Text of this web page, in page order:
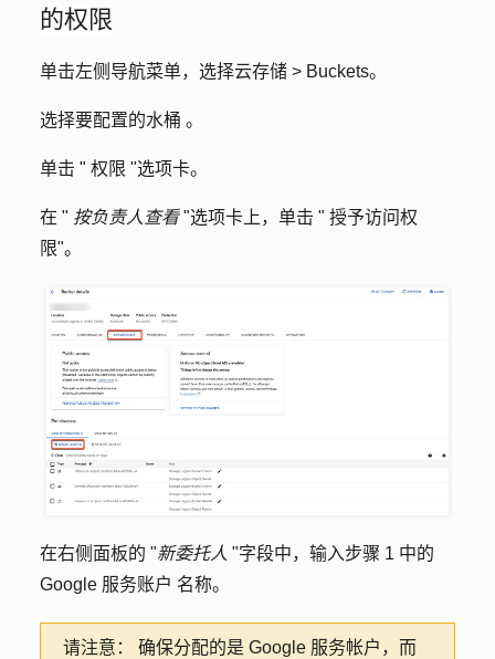
的权限
单击左侧导航菜单，选择云存储 > Buckets。
选择要配置的水桶 。
单击 " 权限 "选项卡。
在 " 按负责人查看"选项卡上，单击 " 授予访问权
限"。
在右侧面板的 "新委托人 "字段中，输入步骤 1 中的
Google 服务账户 名称。
请注意：
确保分配的是 Google 服务帐户，而